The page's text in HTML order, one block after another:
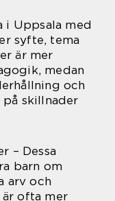
i Uppsala med
syfte, tema
är mer
medan
och
på skillnader
– Dessa
barn om
arv och
ofta mer